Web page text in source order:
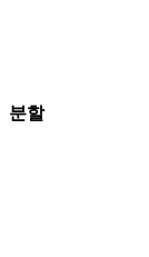
분할